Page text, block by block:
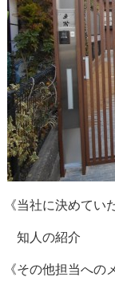
《当社に決めてい
知人の紹介
《その他担当への